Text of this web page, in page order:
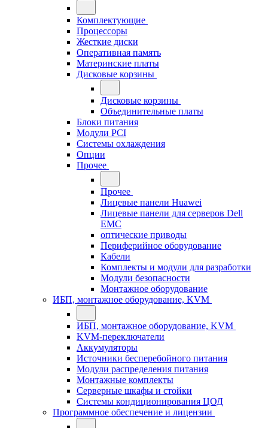
Комплектующие
Процессоры
Жесткие диски
Оперативная память
Материнские платы
Дисковые корзины
Дисковые корзины
Объединительные платы
Блоки питания
Модули PCI
Системы охлаждения
Опции
Прочее
Прочее
Лицевые панели Huawei
Лицевые панели для серверов Dell
EMC
оптические приводы
Периферийное оборудование
Кабели
Комплекты и модули для разработки
Модули безопасности
Монтажное оборудование
ИБП, монтажное оборудование, KVM
ИБП, монтажное оборудование, KVM
KVM-переключатели
Аккумуляторы
Источники бесперебойного питания
Модули распределения питания
Монтажные комплекты
Серверные шкафы и стойки
Системы кондиционирования ЦОД
Программное обеспечение и лицензии